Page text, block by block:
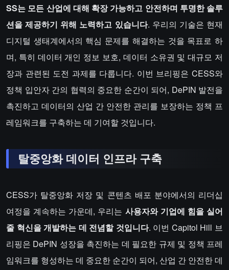
SS는 모든 산업에 대해 확장 가능하고 안전하며 투명한 솔루
션을 제공하기 위해 노력하고 있습니다. 우리의 기술은 현재
디지털 생태계에서의 핵심 문제를 해결하는 것을 목표로 하
며, 특히 데이터 개인 정보 보호, 데이터 소유권 및 대규모 저
장과 관련된 도전 과제를 다룹니다. 이번 브리핑은 CESS와
정책 입안자 간의 협력의 중요한 순간이 되어, DePIN 발전을
촉진하고 데이터의 산업 간 안전한 관리를 보장하는 정책 프
레임워크를 구축하는 데 기여할 것입니다.
탈중앙화 데이터 인프라 구축
CESS가 탈중앙화 저장 및 콘텐츠 배포 분야에서의 리더십
여정을 계속하는 가운데, 우리는 사용자와 기업에 힘을 실어
줄 혁신을 개발하는 데 전념할 것입니다. 이번 Capitol Hill 브
리핑은 DePIN 성장을 촉진하는 데 필요한 규제 및 정책 프레
임워크를 형성하는 데 중요한 순간이 되어, 산업 간 안전한 데